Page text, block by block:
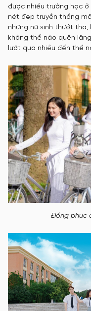
được nhiều trường học
nét đẹp truyền thống
những nữ sinh thướt
không thể nào quên
lướt qua nhiều đến thế
Đồng phục